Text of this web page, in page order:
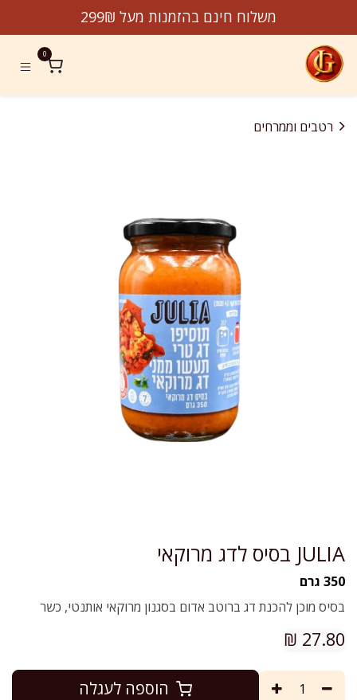
משלוח חינם בהזמנות מעל 299₪
0
רטבים וממרחים
JULIA בסיס לדג מרוקאי
350 גרם
בסיס מוכן להכנת דג ברוטב אדום בסגנון מרוקאי אותנטי, כשר
27.80
₪
הוספה לעגלה